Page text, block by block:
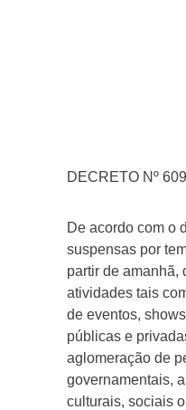
DECRETO Nº
De acordo com o
suspensas por
partir de amanhã,
atividades tais
de eventos,
públicas e
aglomeração de
governamentais,
culturais, sociais